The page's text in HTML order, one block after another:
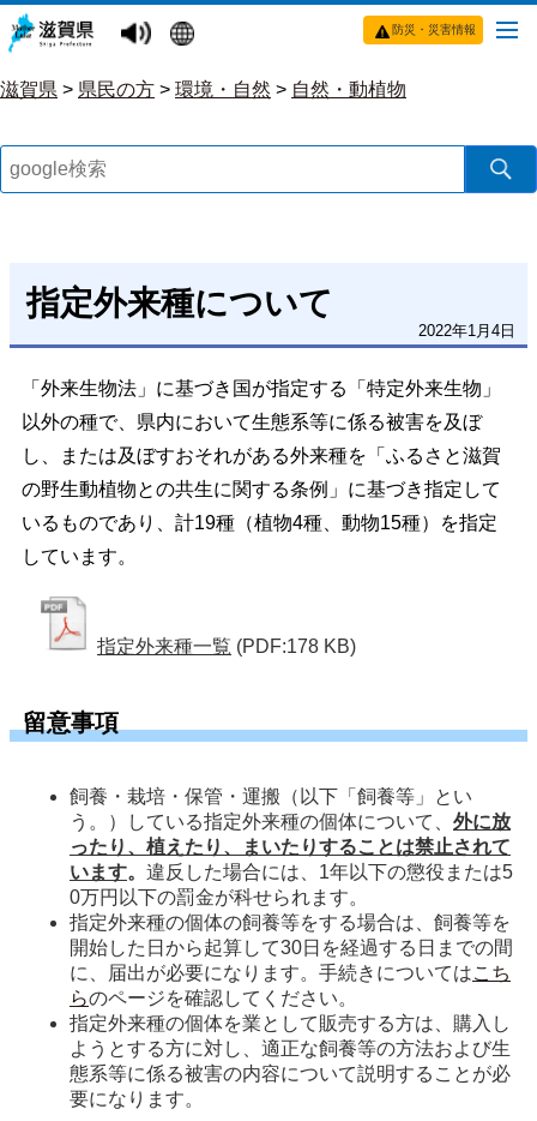
防災・災害情報
滋賀県 > 県民の方 > 環境・自然 > 自然・動植物
指定外来種について
2022年1月4日
「外来生物法」に基づき国が指定する「特定外来生物」
以外の種で、県内において生態系等に係る被害を及ぼ
し、または及ぼすおそれがある外来種を「ふるさと滋賀
の野生動植物との共生に関する条例」に基づき指定して
いるものであり、計19種（植物4種、動物15種）を指定
しています。
指定外来種一覧 (PDF:178 KB)
留意事項
飼養・栽培・保管・運搬（以下「飼養等」とい
う。）している指定外来種の個体について、 外に放
ったり、植えたり、まいたりすることは禁止されて
います。 違反した場合には、1年以下の懲役または5
0万円以下の罰金が科せられます。
指定外来種の個体の飼養等をする場合は、飼養等を
開始した日から起算して30日を経過する日までの間
に、届出が必要になります。手続きについてはこち
らのページを確認してください。
指定外来種の個体を業として販売する方は、購入し
ようとする方に対し、適正な飼養等の方法および生
態系等に係る被害の内容について説明することが必
要になります。